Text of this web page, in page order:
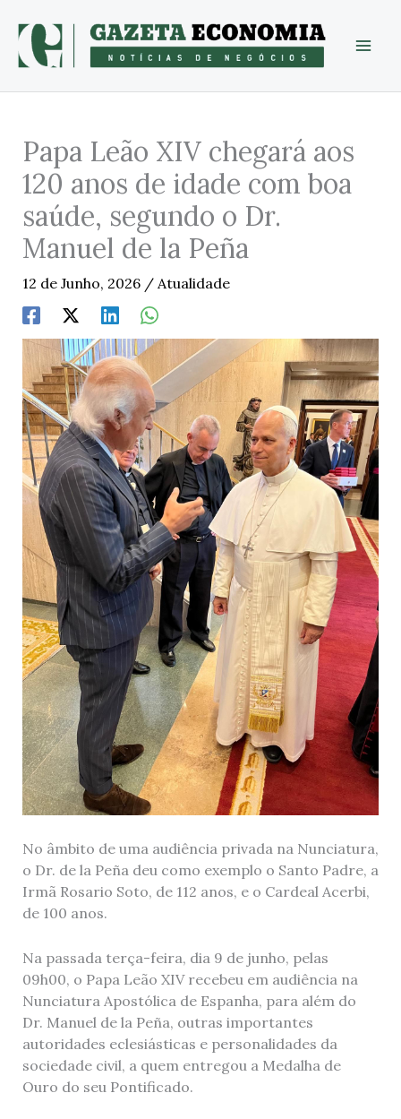
content
Papa Leão XIV chegará aos
120 anos de idade com boa
saúde, segundo o Dr.
Manuel de la Peña
12 de Junho, 2026 / Atualidade
No âmbito de uma audiência privada na Nunciatura,
o Dr. de la Peña deu como exemplo o Santo Padre, a
Irmã Rosario Soto, de 112 anos, e o Cardeal Acerbi,
de 100 anos.
Na passada terça-feira, dia 9 de junho, pelas
09h00, o Papa Leão XIV recebeu em audiência na
Nunciatura Apostólica de Espanha, para além do
Dr. Manuel de la Peña, outras importantes
autoridades eclesiásticas e personalidades da
sociedade civil, a quem entregou a Medalha de
Ouro do seu Pontificado.